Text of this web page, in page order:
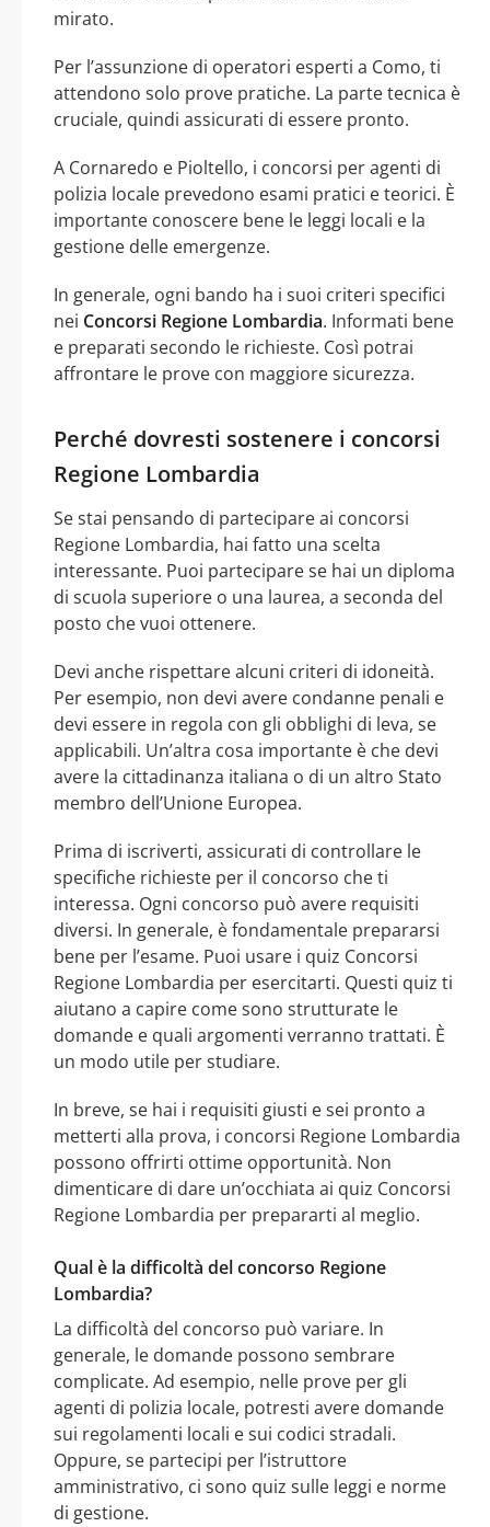
mirato.
Per l’assunzione di operatori esperti a Como, ti
attendono solo prove pratiche. La parte tecnica è
cruciale, quindi assicurati di essere pronto.
A Cornaredo e Pioltello, i concorsi per agenti di
polizia locale prevedono esami pratici e teorici. È
importante conoscere bene le leggi locali e la
gestione delle emergenze.
In generale, ogni bando ha i suoi criteri specifici
nei Concorsi Regione Lombardia. Informati bene
e preparati secondo le richieste. Così potrai
affrontare le prove con maggiore sicurezza.
Perché dovresti sostenere i concorsi
Regione Lombardia
Se stai pensando di partecipare ai concorsi
Regione Lombardia, hai fatto una scelta
interessante. Puoi partecipare se hai un diploma
di scuola superiore o una laurea, a seconda del
posto che vuoi ottenere.
Devi anche rispettare alcuni criteri di idoneità.
Per esempio, non devi avere condanne penali e
devi essere in regola con gli obblighi di leva, se
applicabili. Un’altra cosa importante è che devi
avere la cittadinanza italiana o di un altro Stato
membro dell’Unione Europea.
Prima di iscriverti, assicurati di controllare le
specifiche richieste per il concorso che ti
interessa. Ogni concorso può avere requisiti
diversi. In generale, è fondamentale prepararsi
bene per l’esame. Puoi usare i quiz Concorsi
Regione Lombardia per esercitarti. Questi quiz ti
aiutano a capire come sono strutturate le
domande e quali argomenti verranno trattati. È
un modo utile per studiare.
In breve, se hai i requisiti giusti e sei pronto a
metterti alla prova, i concorsi Regione Lombardia
possono offrirti ottime opportunità. Non
dimenticare di dare un’occhiata ai quiz Concorsi
Regione Lombardia per prepararti al meglio.
Qual è la difficoltà del concorso Regione
Lombardia?
La difficoltà del concorso può variare. In
generale, le domande possono sembrare
complicate. Ad esempio, nelle prove per gli
agenti di polizia locale, potresti avere domande
sui regolamenti locali e sui codici stradali.
Oppure, se partecipi per l’istruttore
amministrativo, ci sono quiz sulle leggi e norme
di gestione.